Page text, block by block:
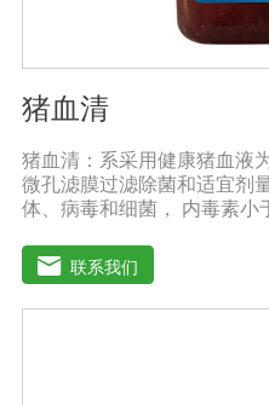
猪血清
猪血清：系采用健康猪血液
微孔滤膜过滤除菌和适宜剂
体、病毒和细菌， 内毒素小
和国兽药典》2020版质量标
存：-15℃―-20℃有效期：5
步解冻法（ -20℃→2-8℃→
联系我们